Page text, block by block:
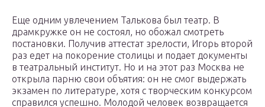
Еще одним увлечением Талькова был театр. В
драмкружке он не состоял, но обожал смотреть
постановки. Получив аттестат зрелости, Игорь второй
раз едет на покорение столицы и подает документы
в театральный институт. Но и на этот раз Москва не
открыла парню свои объятия: он не смог выдержать
экзамен по литературе, хотя с творческим конкурсом
справился успешно. Молодой человек возвращается